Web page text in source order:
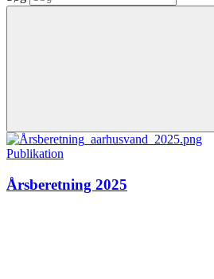
Publikation
Årsberetning 2025